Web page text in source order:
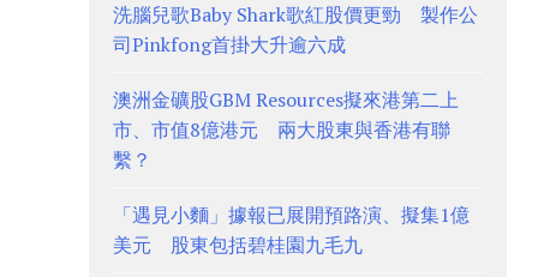
洗腦兒歌Baby Shark歌紅股價更勁 製作公
司Pinkfong首掛大升逾六成
澳洲金礦股GBM Resources擬來港第二上
市、市值8億港元 兩大股東與香港有聯
繫？
「遇見小麵」據報已展開預路演、擬集1億
美元 股東包括碧桂園九毛九